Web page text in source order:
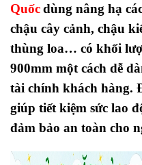
Quốcdùng nâng hạ
chậu cây cảnh, chậu
thùng loa… có khối
900mm một cách dễ
tài chính khách hàng.
giúp tiết kiệm sức lao
đảm bảo an toàn cho